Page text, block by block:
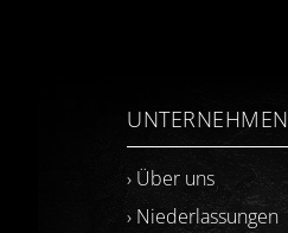
UNTERNEHMEN
› Über uns
› Niederlassungen